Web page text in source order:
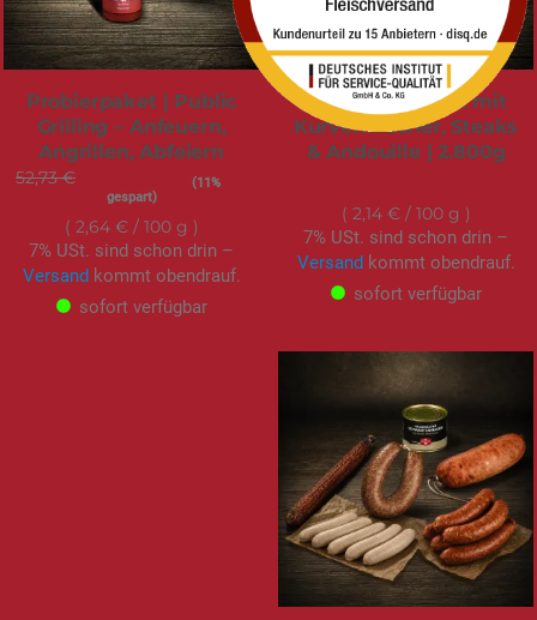
Probierpaket | Public
Grilling – Anfeuern,
Angrillen, Abfeiern
52,73 € Sonderangebot(11%
gespart)
2,64 €/ 100 g
7% USt. sind schon drin –
Versandkommt obendrauf.
sofort verfügbar
Grillfleischpaket mit
Kurvenkracher, Steaks
& Andouille | 2.800g
2,14 €/ 100 g
7% USt. sind schon drin –
Versandkommt obendrauf.
sofort verfügbar